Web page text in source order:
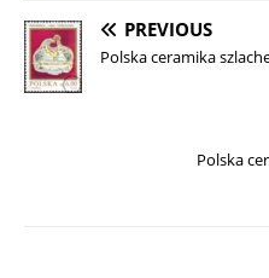
PREVIOUS
Polska ceramika
Polska